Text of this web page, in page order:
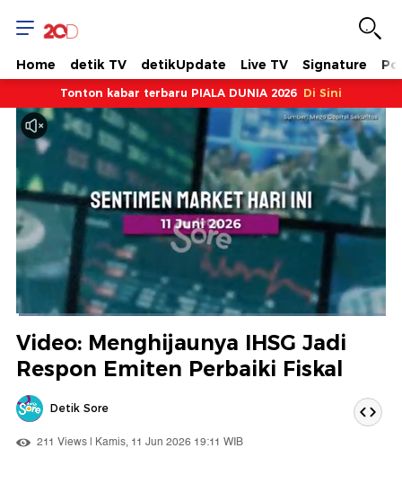
Home detik TV detikUpdate Live TV Signature
Tonton kabar terbaru PIALA DUNIA 2026 Di Sini
Berhenti
Hidup
Saat
Dimuat:
Video: Menghijaunya IHSG Jadi
Respon Emiten Perbaiki Fiskal
Detik Sore
211 Views | Kamis, 11 Jun 2026 19:11 WIB